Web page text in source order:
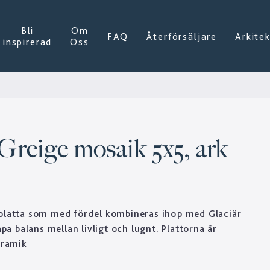
Bli
inspirerad
Om
Oss
FAQ Återförsäljare
mosaik 5x5, ark
som med fördel kombineras ihop med Glaciär
balans mellan livligt och lugnt. Plattorna är